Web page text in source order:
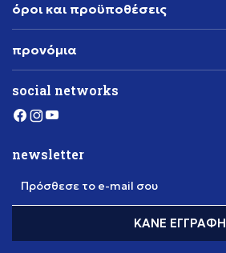
όροι και προϋποθέσεις
προνόμια
social networks
newsletter
Πρόσθεσε το e-mail σου
ΚΆΝΕ ΕΓΓΡΑΦΉ